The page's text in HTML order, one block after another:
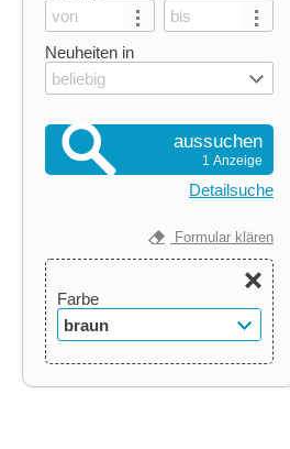
Neuheiten in
beliebig
aussuchen
1 Anzeige
Detailsuche
Formular klären
Farbe
braun